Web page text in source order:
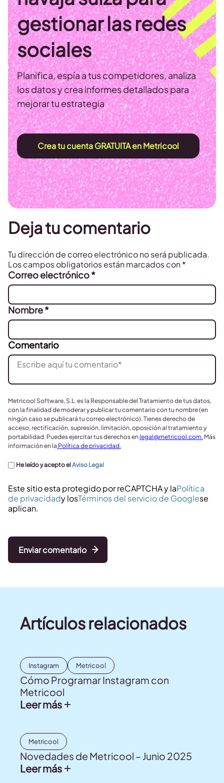
gestionar las redes
sociales
Planifica, espía a tus competidores, analiza
los datos y crea informes detallados para
mejorar tu estrategia
Crea tu cuenta GRATUITA en Metricool
Deja tu comentario
Tu dirección de correo electrónico no será publicada.
Los campos obligatorios están marcados con*
Correo electrónico*
Nombre*
Comentario
Metricool Software, S.L. es la Responsable del Tratamiento de tus datos,
con la finalidad de moderar y publicar tu comentario con tu nombre (en
ningún caso se publicará tu correo electrónico). Tienes derecho de
acceso, rectificación, supresión, limitación, oposición al tratamiento y
portabilidad. Puedes ejercitar tus derechos en legal@metricool.com. Más
información en la Política de privacidad.
He leído y acepto elAviso Legal
Este sitio esta protegido por reCAPTCHA y laPolítica
de privacidady losTérminos del servicio de Googlese
aplican.
Enviar comentario
Artículos relacionados
Instagram Metricool
Cómo Programar Instagram con
Metricool
Leer más
Metricool
Novedades de Metricool – Junio 2025
Leer más